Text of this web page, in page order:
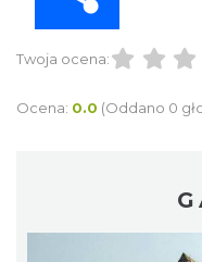
Twoja ocena:
Ocena: 0.0 (Oddano 0